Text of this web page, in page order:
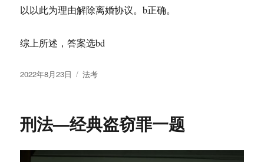
以以此为理由解除离婚协议。b正确。
综上所述，答案选bd
发
2022年8月23日
分
法考
刑法—经典盗窃罪一题